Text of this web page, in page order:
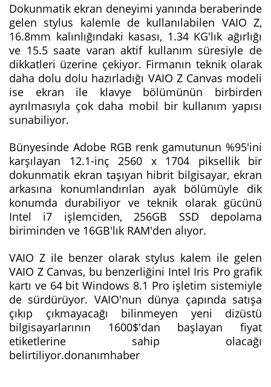
Dokunmatik ekran deneyimi yanında beraberinde
gelen stylus kalemle de kullanılabilen VAIO Z,
16.8mm kalınlığındaki kasası, 1.34 KG'lık ağırlığı
ve 15.5 saate varan aktif kullanım süresiyle de
dikkatleri üzerine çekiyor. Firmanın teknik olarak
daha dolu dolu hazırladığı VAIO Z Canvas modeli
ise ekran ile klavye bölümünün birbirden
ayrılmasıyla çok daha mobil bir kullanım yapısı
sunabiliyor.
Bünyesinde Adobe RGB renk gamutunun %95'ini
karşılayan 12.1-inç 2560 x 1704 piksellik bir
dokunmatik ekran taşıyan hibrit bilgisayar, ekran
arkasına konumlandırılan ayak bölümüyle dik
konumda durabiliyor ve teknik olarak gücünü
Intel i7 işlemciden, 256GB SSD depolama
biriminden ve 16GB'lık RAM'den alıyor.
VAIO Z ile benzer olarak stylus kalem ile gelen
VAIO Z Canvas, bu benzerliğini Intel Iris Pro grafik
kartı ve 64 bit Windows 8.1 Pro işletim sistemiyle
de sürdürüyor. VAIO'nun dünya çapında satışa
çıkıp çıkmayacağı bilinmeyen yeni dizüstü
bilgisayarlarının 1600$'dan başlayan fiyat
etiketlerine sahip olacağı
belirtiliyor.donanımhaber